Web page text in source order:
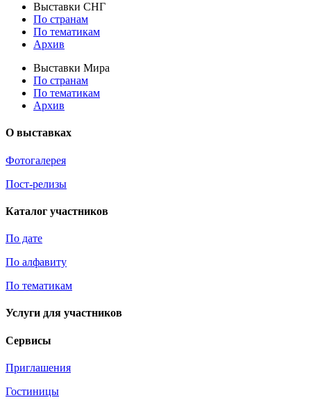
Выставки СНГ
По странам
По тематикам
Архив
Выставки Мира
По странам
По тематикам
Архив
О выставках
Фотогалерея
Пост-релизы
Каталог участников
По дате
По алфавиту
По тематикам
Услуги для участников
Сервисы
Приглашения
Гостиницы